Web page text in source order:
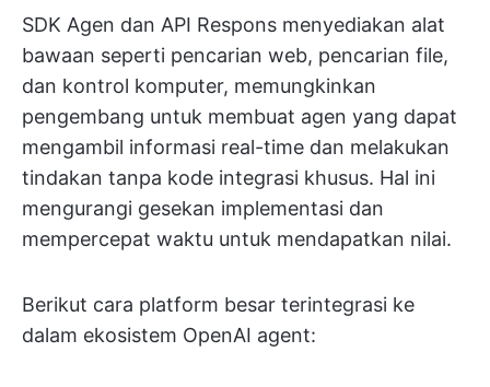
SDK Agen dan API Respons menyediakan alat
bawaan seperti pencarian web, pencarian file,
dan kontrol komputer, memungkinkan
pengembang untuk membuat agen yang dapat
mengambil informasi real-time dan melakukan
tindakan tanpa kode integrasi khusus. Hal ini
mengurangi gesekan implementasi dan
mempercepat waktu untuk mendapatkan nilai.
Berikut cara platform besar terintegrasi ke
dalam ekosistem OpenAI agent: